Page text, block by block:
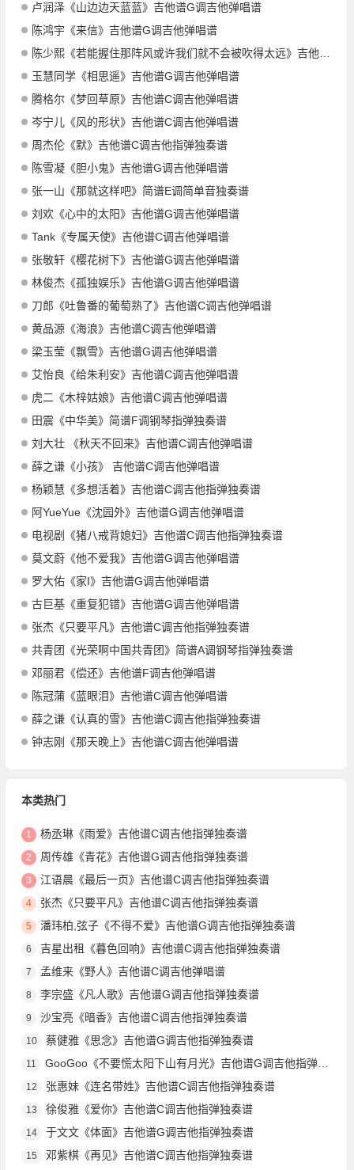
卢润泽《山边边天蓝蓝》吉他谱G调吉他弹唱谱
陈鸿宇《来信》吉他谱G调吉他弹唱谱
陈少熙《若能握住那阵风或许我们就不会被吹得太远》吉他谱C调吉他弹唱谱
玉慧同学《相思遥》吉他谱G调吉他弹唱谱
腾格尔《梦回草原》吉他谱C调吉他弹唱谱
岑宁儿《风的形状》吉他谱C调吉他弹唱谱
周杰伦《默》吉他谱C调吉他指弹独奏谱
陈雪凝《胆小鬼》吉他谱G调吉他弹唱谱
张一山《那就这样吧》简谱E调简单音独奏谱
刘欢《心中的太阳》吉他谱G调吉他弹唱谱
Tank《专属天使》吉他谱C调吉他弹唱谱
张敬轩《樱花树下》吉他谱G调吉他弹唱谱
林俊杰《孤独娱乐》吉他谱G调吉他弹唱谱
刀郎《吐鲁番的葡萄熟了》吉他谱C调吉他弹唱谱
黄品源《海浪》吉他谱C调吉他弹唱谱
梁玉莹《飘雪》吉他谱G调吉他弹唱谱
艾怡良《给朱利安》吉他谱C调吉他弹唱谱
虎二《木梓姑娘》吉他谱C调吉他弹唱谱
田震《中华美》简谱F调钢琴指弹独奏谱
刘大壮 《秋天不回来》吉他谱C调吉他弹唱谱
薛之谦《小孩》 吉他谱C调吉他弹唱谱
杨颖慧《多想活着》吉他谱C调吉他指弹独奏谱
阿YueYue《沈园外》吉他谱G调吉他弹唱谱
电视剧《猪八戒背媳妇》吉他谱C调吉他指弹独奏谱
莫文蔚《他不爱我》吉他谱G调吉他弹唱谱
罗大佑《家I》吉他谱G调吉他弹唱谱
古巨基《重复犯错》吉他谱G调吉他弹唱谱
张杰《只要平凡》吉他谱C调吉他指弹独奏谱
共青团《光荣啊中国共青团》简谱A调钢琴指弹独奏谱
邓丽君《偿还》吉他谱F调吉他弹唱谱
陈冠蒲《蓝眼泪》吉他谱C调吉他弹唱谱
薛之谦《认真的雪》吉他谱C调吉他指弹独奏谱
钟志刚《那天晚上》吉他谱C调吉他弹唱谱
本类热门
1 杨丞琳《雨爱》吉他谱C调吉他指弹独奏谱
2 周传雄《青花》吉他谱G调吉他指弹独奏谱
3 江语晨《最后一页》吉他谱C调吉他指弹独奏谱
4 张杰《只要平凡》吉他谱C调吉他指弹独奏谱
5 潘玮柏,弦子《不得不爱》吉他谱G调吉他指弹独奏谱
6 吉星出租《暮色回响》吉他谱C调吉他指弹独奏谱
7 孟维来《野人》吉他谱C调吉他弹唱谱
8 李宗盛《凡人歌》吉他谱G调吉他指弹独奏谱
9 沙宝亮《暗香》吉他谱C调吉他指弹独奏谱
10 蔡健雅《思念》吉他谱G调吉他指弹独奏谱
11 GooGoo《不要慌太阳下山有月光》吉他谱G调吉他指弹独奏谱
12 张惠妹《连名带姓》吉他谱C调吉他指弹独奏谱
13 徐俊雅《爱你》吉他谱C调吉他指弹独奏谱
14 于文文《体面》吉他谱G调吉他指弹独奏谱
15 邓紫棋《再见》吉他谱C调吉他指弹独奏谱